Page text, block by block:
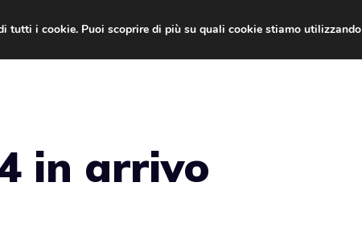
in arrivo
tutti i cookie. Puoi scoprire di più su quali cookie stiamo utilizzando